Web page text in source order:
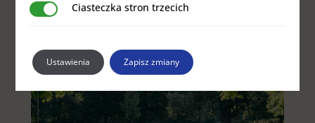
Ciasteczka stron trzecich
Ciasteczka stron trzecich
Ustawienia Zapisz zmiany